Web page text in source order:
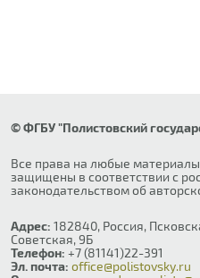
© ФГБУ "Полистовский
Все права на любые
защищены в соответствии с
законодательством об
Адрес: 182840, Россия,
Советская, 9Б
Телефон: +7 (81141)22-391
Эл. почта: office@polistovsky.ru